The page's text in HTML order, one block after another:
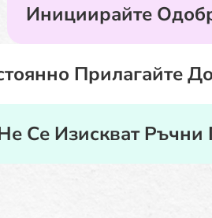
Инициирайте
Прилагайте
Се Изискват